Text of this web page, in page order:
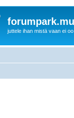
juttele ihan mistä vaan ei